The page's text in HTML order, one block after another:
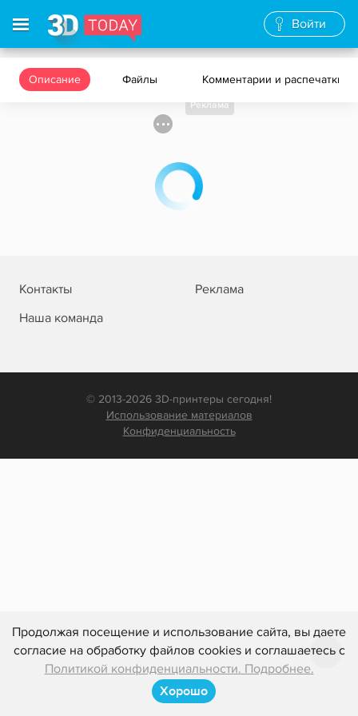
Продолжая посещение и использование сайта, вы даете
согласие на обработку файлов cookies и соглашаетесь с
Политикой конфиденциальности. Подробнее.
Хорошо
Войти
Описание Файлы Комментарии и распечатки
Реклама
Контакты
Реклама
Наша команда
© 2013-2026 3D-принтеры сегодня!
Использование материалов
Конфиденциальность